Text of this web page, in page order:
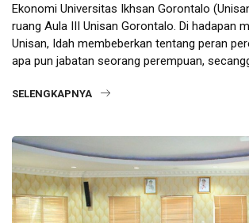
Ekonomi Universitas Ikhsan Gorontalo
ruang Aula III Unisan Gorontalo. Di hadapan
Unisan, Idah membeberkan tentang peran
apa pun jabatan seorang perempuan,
SELENGKAPNYA